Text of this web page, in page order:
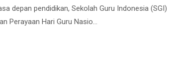
depan pendidikan, Sekolah Guru Indonesia (SGI)
Perayaan Hari Guru Nasio...